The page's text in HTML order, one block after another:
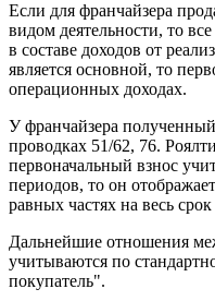
Если для франчайзера
видом деятельности, то
в составе доходов от
является основной, то
операционных доходах.
У франчайзера
проводках 51/62, 76.
первоначальный взнос
периодов, то он
равных частях на весь
Дальнейшие отношения
учитываются по
покупатель".